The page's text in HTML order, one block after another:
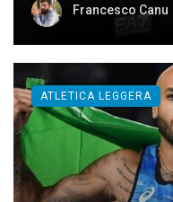
Francesco Canu
ATLETICA LEGGERA